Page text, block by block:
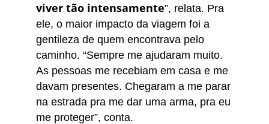
viver tão intensamente”, relata. Pra
ele, o maior impacto da viagem foi a
gentileza de quem encontrava pelo
caminho. “Sempre me ajudaram muito.
As pessoas me recebiam em casa e me
davam presentes. Chegaram a me parar
na estrada pra me dar uma arma, pra eu
me proteger”, conta.